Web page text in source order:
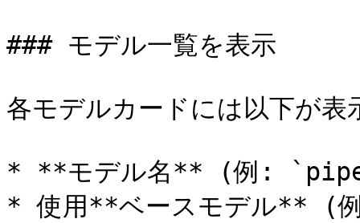
### モデル一覧を表示
各モデルカードには以下が
* **モデル名** (例:
* 使用**ベースモデル**